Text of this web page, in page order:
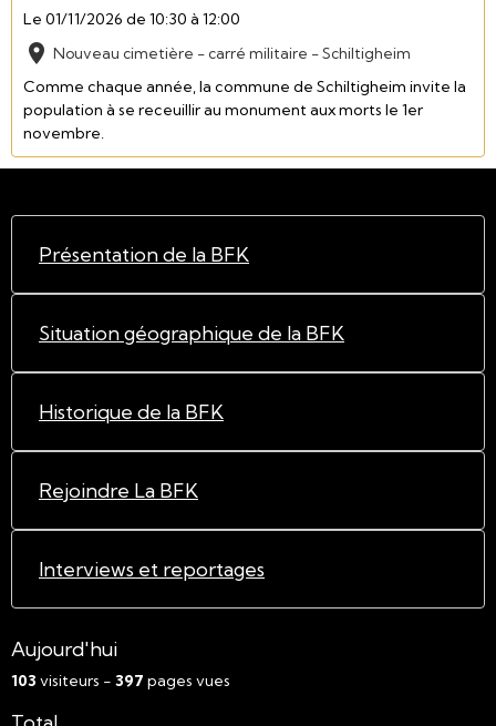
Le 01/11/2026 de 10:30 à 12:00
Nouveau cimetière - carré militaire - Schiltigheim
Comme chaque année, la commune de Schiltigheim invite la
population à se receuillir au monument aux morts le 1er
novembre.
Présentation de la BFK
Situation géographique de la BFK
Historique de la BFK
Rejoindre La BFK
Interviews et reportages
Aujourd'hui
103 visiteurs - 397 pages vues